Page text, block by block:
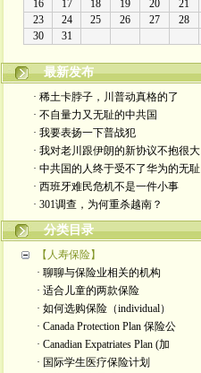
最新发布
· 稀土卡脖子，川普动真格的了
· 不自量力又无耻的中共国
· 我要表扬一下普战犯
· 我对老川跟伊朗的新协议不抱很大
· 中共国的人终于受不了华为的无耻
· 西班牙难民危机不是一件小事
· 301调查，为何重杀越南？
分类目录
【人寿保险】
· 聊聊与保险业相关的机构
· 适合儿童的两款保险
· 如何选购保险（individual）
· Canada Protection Plan 保险公
· Canadian Expatriates Plan (加
· 国际学生医疗保险计划